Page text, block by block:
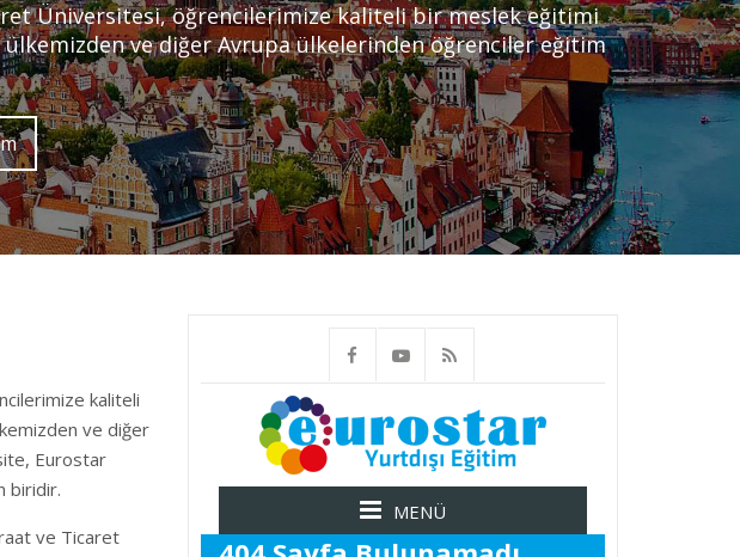
Üniversitesi, öğrencilerimize kaliteli bir meslek eğitimi
ve diğer Avrupa ülkelerinden öğrenciler eğitim
kaliteli
ve diğer
Eurostar
biridir.
ve Ticaret